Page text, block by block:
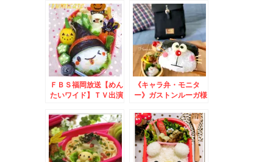
9歳のお誕生日
ク・オー・ランタンの
作り方～キャラ弁＊簡
単
ＦＢＳ福岡放送【めん
たいワイド】ＴＶ出演
のご紹介いたします！
～キャラ弁*簡単
《キャラ弁・モニタ
ー》ガストンルーガ様
り方♡最近作った
色々〜